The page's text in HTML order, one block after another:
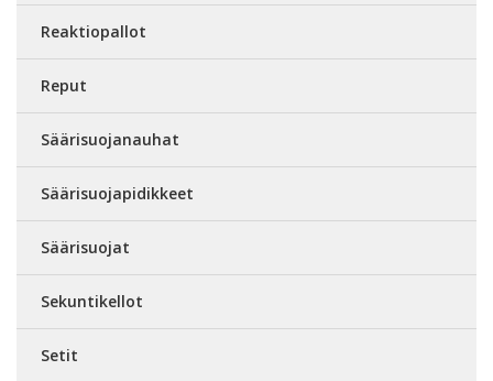
Reaktiopallot
Reput
Säärisuojanauhat
Säärisuojapidikkeet
Säärisuojat
Sekuntikellot
Setit